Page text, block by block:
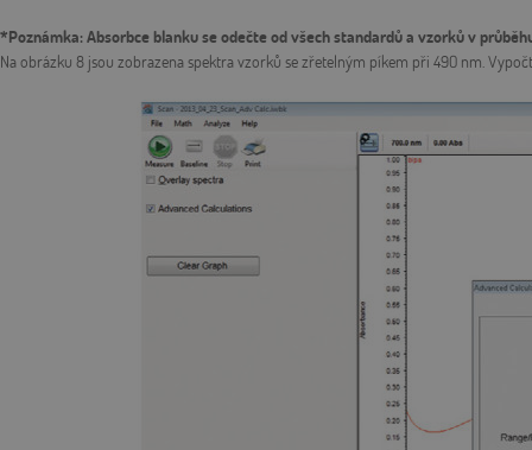
*Poznámka: Absorbce blanku se odečte od všech standardů a vzorků v
Na obrázku 8 jsou zobrazena spektra vzorků se zřetelným píkem při 490 nm.